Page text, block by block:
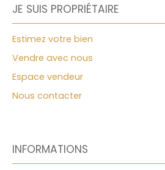
JE SUIS PROPRIÉTAIRE
Estimez votre bien
Vendre avec nous
Espace vendeur
Nous contacter
INFORMATIONS